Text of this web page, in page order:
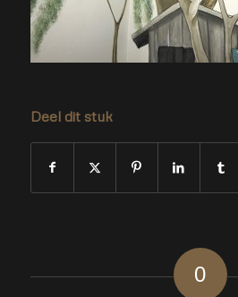
Deel dit stuk
0